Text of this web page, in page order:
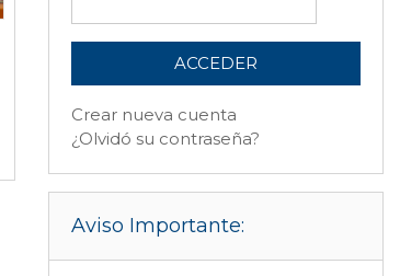
Crear nueva cuenta
¿Olvidó su contraseña?
Aviso Importante: